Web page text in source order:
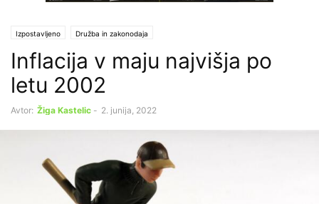
Izpostavljeno Družba in zakonodaja
Inflacija v maju najvišja po
letu 2002
Avtor: Žiga Kastelic - 2. junija, 2022